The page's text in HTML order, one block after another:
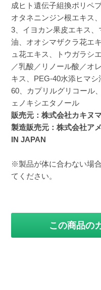
成ヒト遺伝子組換ポリペ
オタネニンジン根エキス
3、イヨカン果皮エキス
油、オオシマザクラ花エ
ュ花エキス、トウガラシ
／乳酸／リノール酸／オ
キス、PEG-40水添ヒマ
60、カプリルグリコール
ェノキシエタノール
販売元：株式会社カキヌ
製造販売元：株式会社ア
IN JAPAN
※製品が体に合わない場
てください。
この商品の